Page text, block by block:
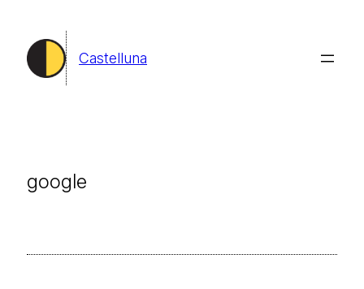
contenu
Castelluna
google